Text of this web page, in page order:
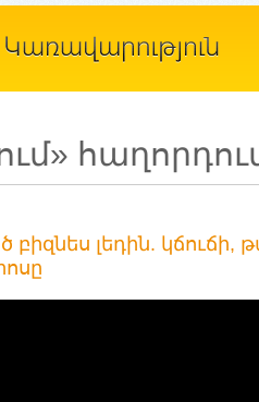
լեդին. կճուճի,